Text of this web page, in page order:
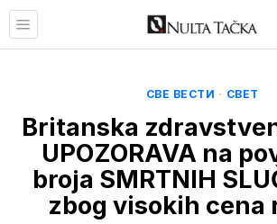
СВЕ ВЕСТИ · СВЕТ
Britanska
UPOZORAVA na
broja SMRTNIH
zbog visokih cena